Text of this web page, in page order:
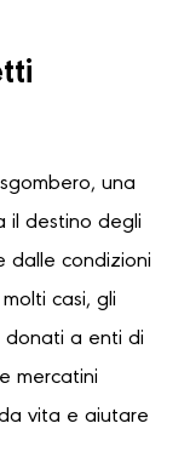
una
il destino degli
dalle condizioni
casi, gli
donati a enti di
mercatini
vita e aiutare